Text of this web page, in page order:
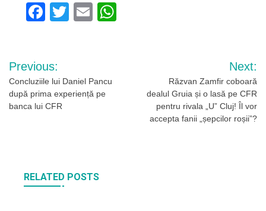
Facebook
Twitter
Email
Navigare
în
articole
Previous:
Concluziile lui Daniel Pancu
după prima experiență pe
banca lui CFR
Next:
Răzvan Zamfir coboară
dealul Gruia și o lasă pe CFR
pentru rivala „U” Cluj! Îl vor
accepta fanii „șepcilor roșii”?
RELATED POSTS